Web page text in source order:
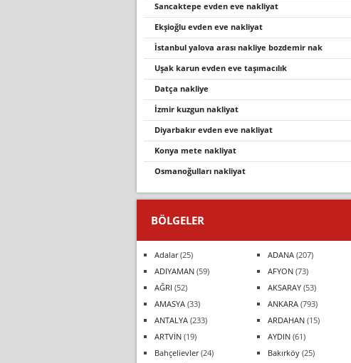
sancaktepe evden eve nakli̇yat
ekşioğlu evden eve nakliyat
i̇stanbul yalova arasi nakli̇ye bozdemi̇r nak
uşak karun evden eve taşimacilik
datça nakli̇ye
i̇zmir kuzgun nakliyat
diyarbakır evden eve nakliyat
konya mete nakliyat
osmanoğulları nakliyat
BÖLGELER
Adalar(25) ADANA (207)
ADIYAMAN (59) AFYON (73)
AĞRI (52) AKSARAY (53)
AMASYA (33) ANKARA (793)
ANTALYA (233) ARDAHAN (15)
ARTVİN (19) AYDIN (61)
Bahçelievler(24) Bakırköy (25)